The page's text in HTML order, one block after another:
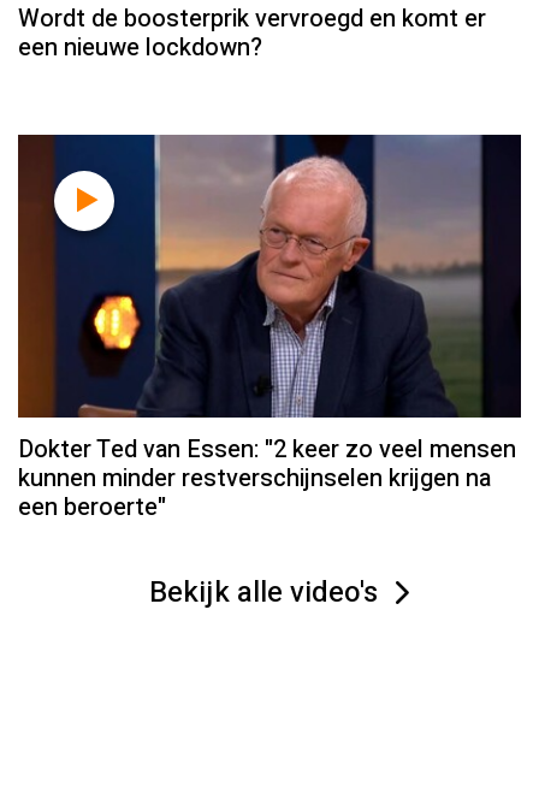
Wordt de boosterprik vervroegd en komt er
een nieuwe lockdown?
Dokter Ted van Essen: "2 keer zo veel mensen
kunnen minder restverschijnselen krijgen na
een beroerte"
Bekijk alle video's